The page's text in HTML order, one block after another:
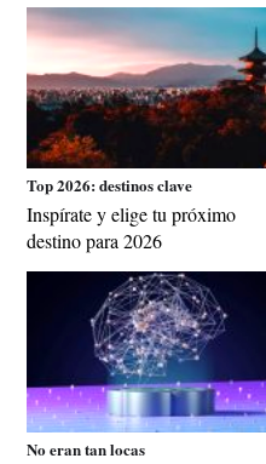
Top 2026: destinos clave
Inspírate y elige tu próximo
destino para 2026
No eran tan locas